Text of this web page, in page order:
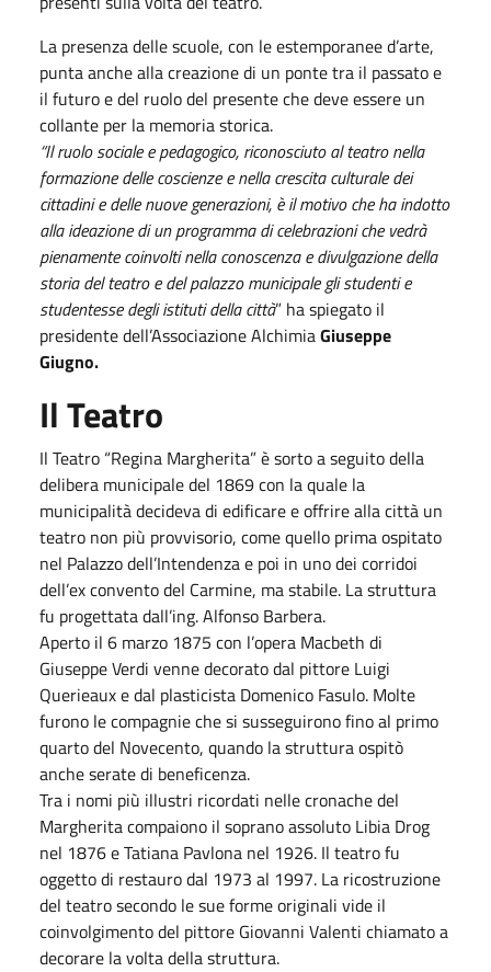
La presenza delle scuole, con le estemporanee d’arte,
punta anche alla creazione di un ponte tra il passato e
il futuro e del ruolo del presente che deve essere un
collante per la memoria storica.
“Il ruolo sociale e pedagogico, riconosciuto al teatro nella
formazione delle coscienze e nella crescita culturale dei
cittadini e delle nuove generazioni, è il motivo che ha indotto
alla ideazione di un programma di celebrazioni che vedrà
pienamente coinvolti nella conoscenza e divulgazione della
storia del teatro e del palazzo municipale gli studenti e
studentesse degli istituti della città” ha spiegato il
presidente dell’Associazione AlchimiaGiuseppe
Giugno.
Il Teatro
Il Teatro “Regina Margherita” è sorto a seguito della
delibera municipale del 1869 con la quale la
municipalità decideva di edificare e offrire alla città un
teatro non più provvisorio, come quello prima ospitato
nel Palazzo dell’Intendenza e poi in uno dei corridoi
dell’ex convento del Carmine, ma stabile. La struttura
fu progettata dall’ing. Alfonso Barbera.
Aperto il 6 marzo 1875 con l’opera Macbeth di
Giuseppe Verdi venne decorato dal pittore Luigi
Querieaux e dal plasticista Domenico Fasulo. Molte
furono le compagnie che si susseguirono fino al primo
quarto del Novecento, quando la struttura ospitò
anche serate di beneficenza.
Tra i nomi più illustri ricordati nelle cronache del
Margherita compaiono il soprano assoluto Libia Drog
nel 1876 e Tatiana Pavlona nel 1926. Il teatro fu
oggetto di restauro dal 1973 al 1997. La ricostruzione
del teatro secondo le sue forme originali vide il
coinvolgimento del pittore Giovanni Valenti chiamato a
decorare la volta della struttura.